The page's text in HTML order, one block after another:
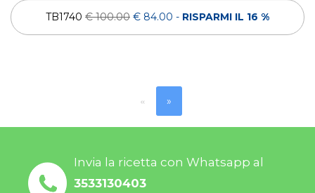
TB1740 € 100.00 € 84.00 - RISPARMI IL 16 %
« »
Invia la ricetta con Whatsapp al
3533130403